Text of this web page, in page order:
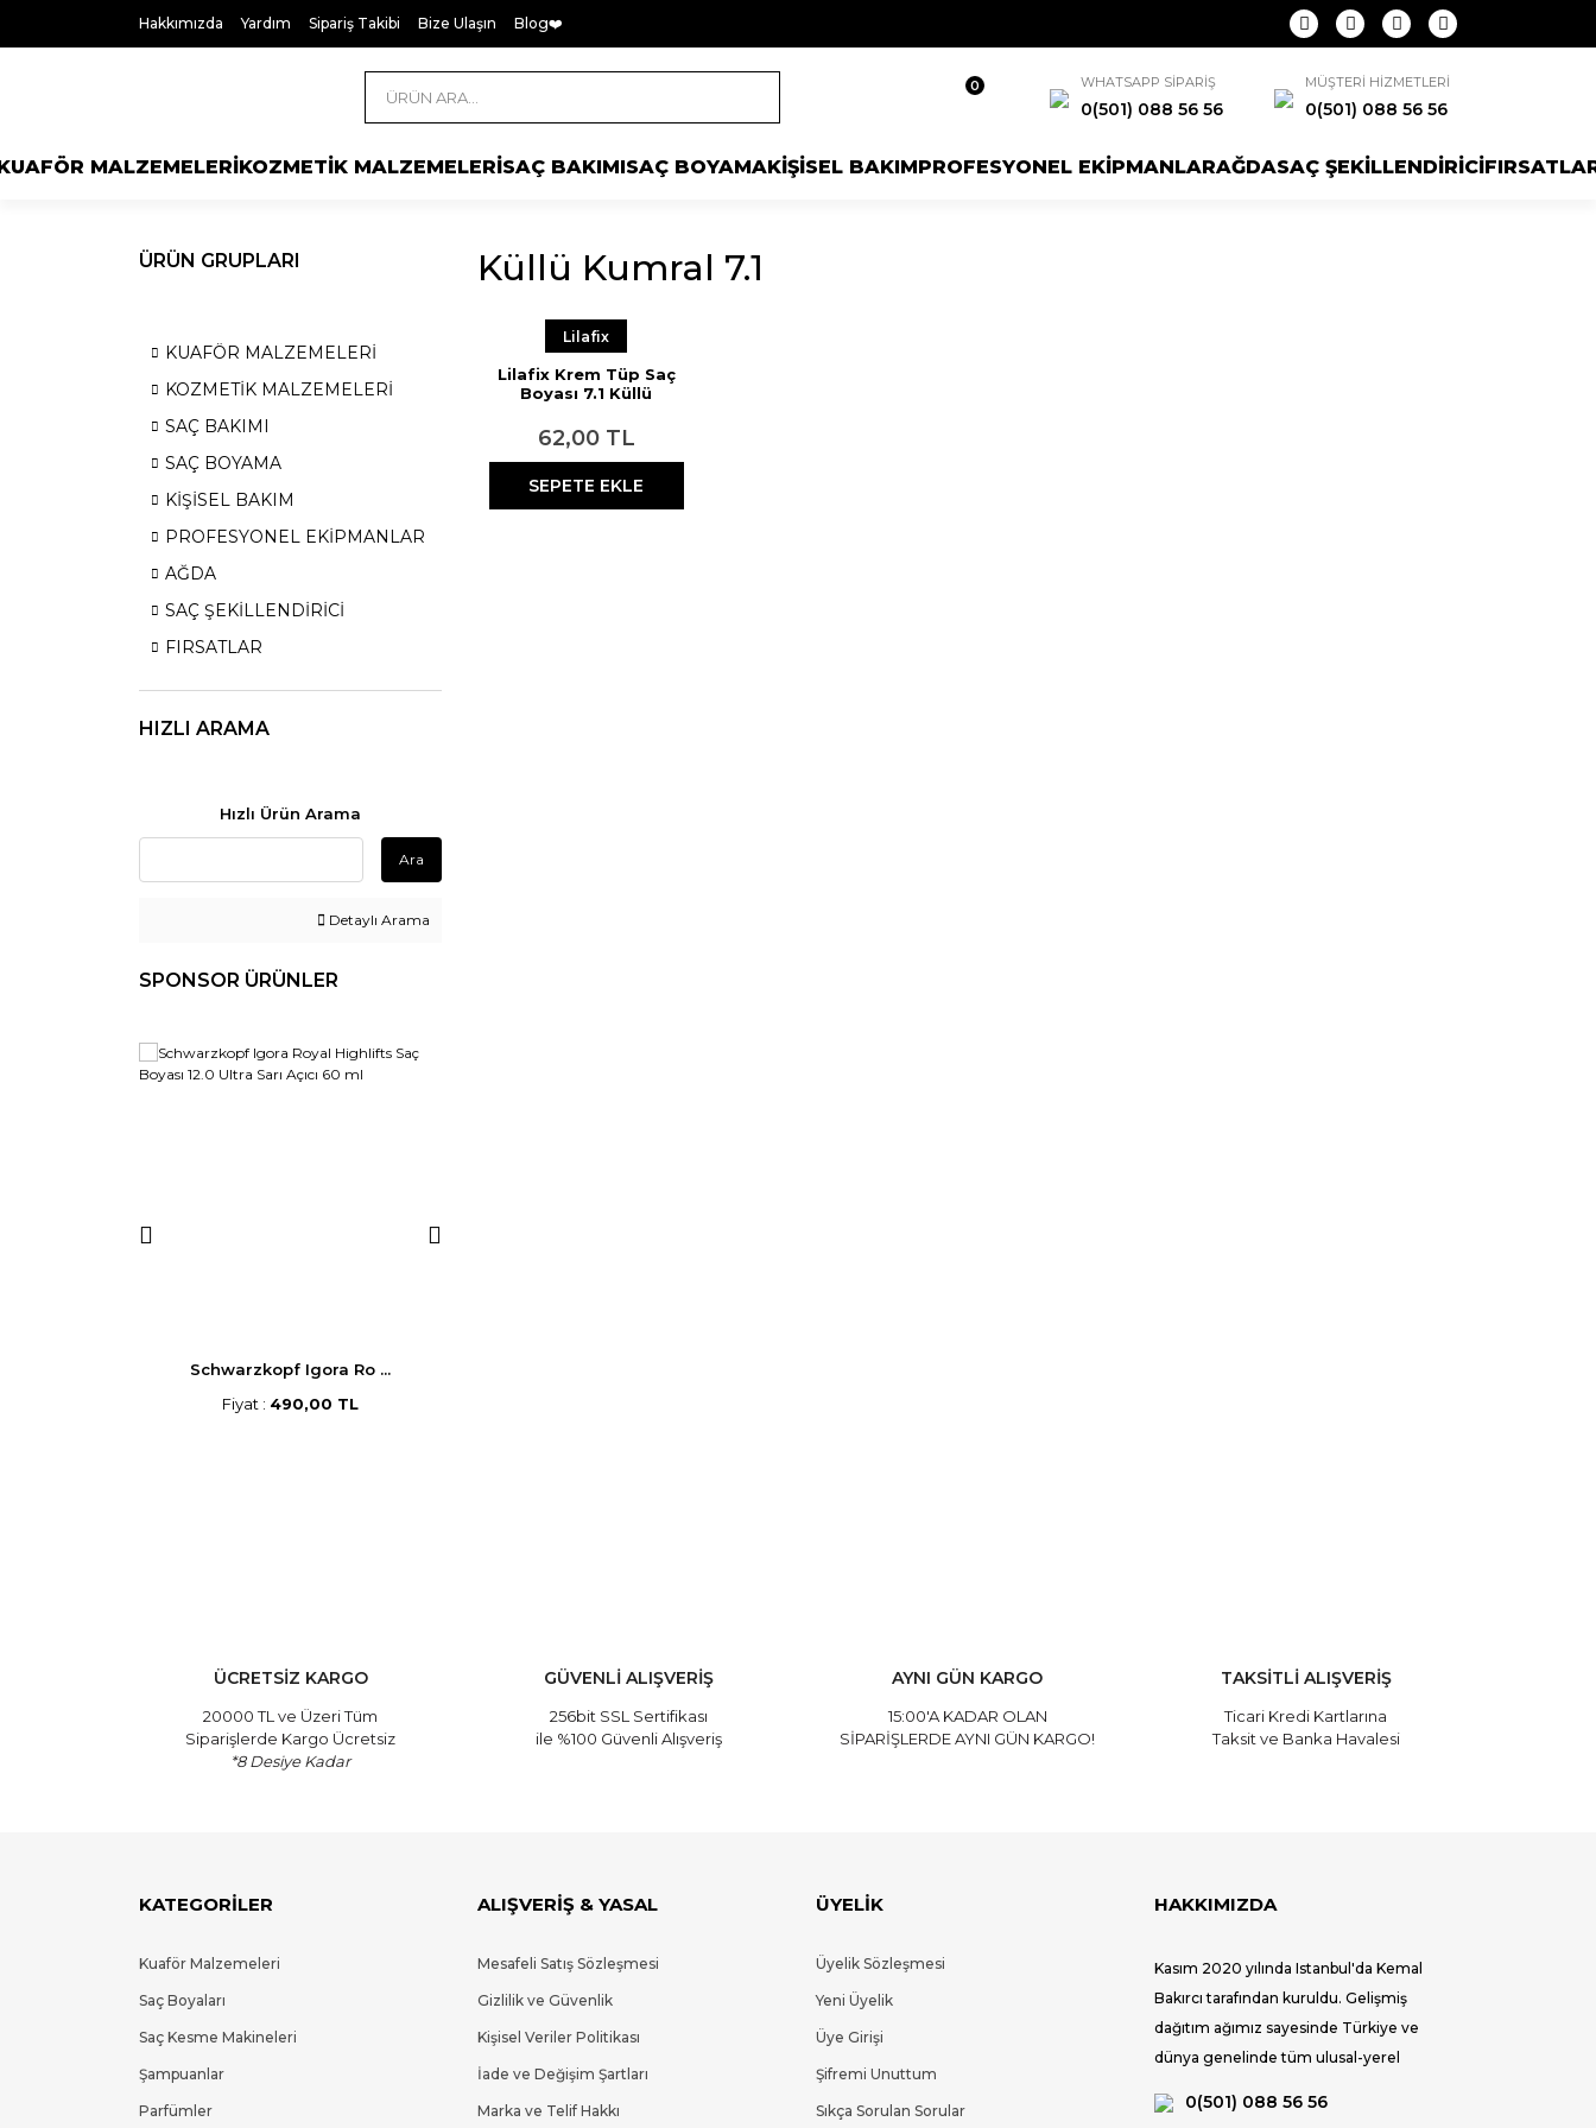
Hakkımızda Yardım Sipariş Takibi Bize Ulaşın Blog❤️
0 WHATSAPP SİPARİŞ
0(501) 088 56 56
MÜŞTERİ HİZMETLERİ
0(501) 088 56 56
MALZEMELERİKOZMETİK MALZEMELERİSAÇ BAKIMISAÇ BOYAMAKİŞİSEL BAKIMPROFESYONEL EKİPMANLARAĞDASAÇ ŞEKİLLENDİRİCİ
ÜRÜN GRUPLARI
KUAFÖR MALZEMELERİ
KOZMETİK MALZEMELERİ
SAÇ BAKIMI
SAÇ BOYAMA
KİŞİSEL BAKIM
PROFESYONEL EKİPMANLAR
AĞDA
SAÇ ŞEKİLLENDİRİCİ
FIRSATLAR
HIZLI ARAMA
Hızlı Ürün Arama
Ara
Detaylı Arama
SPONSOR ÜRÜNLER
Schwarzkopf Igora Ro ...
Fiyat : 490,00 TL
Küllü Kumral 7.1
Lilafix
Lilafix Krem Tüp Saç
Boyası 7.1 Küllü
62,00 TL
SEPETE EKLE
ÜCRETSİZ KARGO
20000 TL ve Üzeri Tüm
Siparişlerde Kargo Ücretsiz
*8 Desiye Kadar
GÜVENLİ ALIŞVERİŞ
256bit SSL Sertifikası
ile %100 Güvenli Alışveriş
AYNI GÜN KARGO
15:00'A KADAR OLAN
SİPARİŞLERDE AYNI GÜN KARGO!
TAKSİTLİ ALIŞVERİŞ
Ticari Kredi Kartlarına
Taksit ve Banka Havalesi
KATEGORİLER
Kuaför Malzemeleri
Saç Boyaları
Saç Kesme Makineleri
Şampuanlar
Parfümler
ALIŞVERİŞ & YASAL
Mesafeli Satış Sözleşmesi
Gizlilik ve Güvenlik
Kişisel Veriler Politikası
İade ve Değişim Şartları
Marka ve Telif Hakkı
ÜYELİK
Üyelik Sözleşmesi
Yeni Üyelik
Üye Girişi
Şifremi Unuttum
Sıkça Sorulan Sorular
HAKKIMIZDA
Kasım 2020 yılında Istanbul'da Kemal
Bakırcı tarafından kuruldu. Gelişmiş
dağıtım ağımız sayesinde Türkiye ve
dünya genelinde tüm ulusal-yerel
tüketiciye ulaşıyoruz.
0(501) 088 56 56